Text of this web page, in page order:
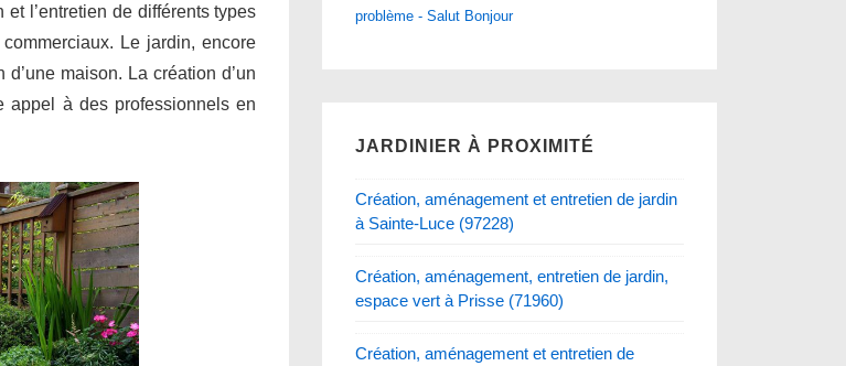
l’entretien de différents types
Le jardin, encore
maison. La création d’un
appel à des professionnels en
problème - Salut Bonjour
JARDINIER À PROXIMITÉ
Création, aménagement et entretien de jardin
à Sainte-Luce (97228)
Création, aménagement, entretien de jardin,
espace vert à Prisse (71960)
Création, aménagement et entretien de